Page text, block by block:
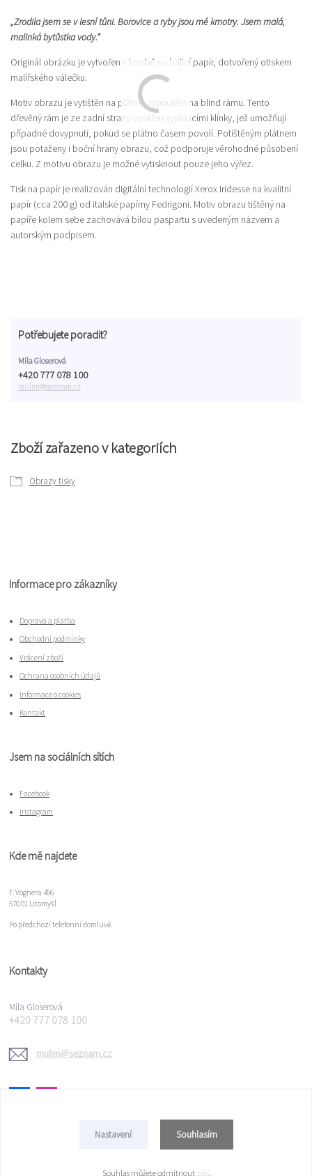
„Zrodila jsem se v lesní tůni. Borovice a ryby jsou mé kmotry. Jsem malá,
malinká bytůstka vody.“
Originál obrázku je vytvořen v kresbě na balicí papír, dotvořený otiskem
malířského válečku.
Motiv obrazu je vytištěn na plátně, vypnutém na blind rámu. Tento
dřevěný rám je ze zadní strany opatřen vypínacími klínky, jež umožňují
případné dovypnutí, pokud se plátno časem povolí. Potištěným plátnem
jsou potaženy i boční hrany obrazu, což podporuje věrohodné působení
celku. Z motivu obrazu je možné vytisknout pouze jeho výřez.
Tisk na papír je realizován digitální technologií Xerox Iridesse na kvalitní
papír (cca 200 g) od italské papírny Fedrigoni. Motiv obrazu tištěný na
papíře kolem sebe zachovává bílou paspartu s uvedeným názvem a
autorským podpisem.
Zboží zařazeno v kategoriích
Obrazy tisky
Potřebujete poradit?
Míla Gloserová
+420 777 078 100
mulim@seznam.cz
Informace pro zákazníky
Doprava a platba
Obchodní podmínky
Vrácení zboží
Ochrana osobních údajů
Informace o cookies
Kontakt
Jsem na sociálních sítích
Facebook
Instagram
Kde mě najdete
F. Vognera 456
570 01 Litomyšl
Po předchozí telefonní domluvě.
Kontakty
Míla Gloserová
+420 777 078 100
mulim@seznam.cz
Nastavení Souhlasím
Souhlas můžete odmítnout zde.